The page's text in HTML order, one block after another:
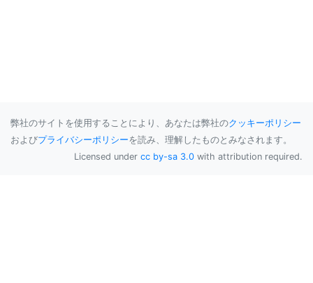
弊社のサイトを使用することにより、あなたは弊社のクッキーポリシー
およびプライバシーポリシーを読み、理解したものとみなされます。
Licensed under cc by-sa 3.0 with attribution required.